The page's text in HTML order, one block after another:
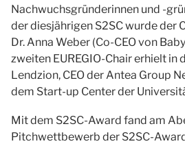
Nachwuchsgründerinnen und -
der diesjährigen S2SC wurde der
Dr. Anna Weber (Co-CEO von
zweiten EUREGIO-Chair erhielt in
Lendzion, CEO der Antea Group
dem Start-up Center der
Mit dem S2SC-Award fand am
Pitchwettbewerb der S2SC-